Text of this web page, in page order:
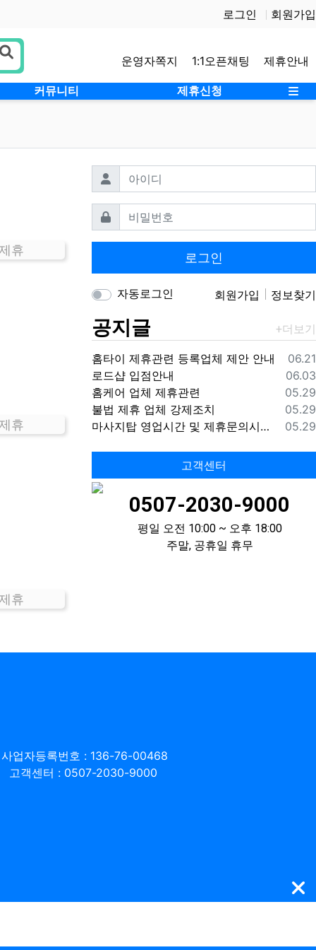
로그인 회원가입
운영자쪽지 1:1오픈채팅 제휴안내
커뮤니티 제휴신청 사
휴
휴
휴
아이디 필수
비밀번호필수
로그인
자동로그인 회원가입 정보찾기
공지글
등록
06.21
홈타이 제휴관련 등록업체 제안 안내
등록
06.03
로드샵 입점안내
등록
05.29
홈케어 업체 제휴관련
등록
05.29
불법 제휴 업체 강제조치
등록
05.29
마사지탑 영업시간 및 제휴문의시간 안내
고객센터
0507-2030-9000
평일 오전 10:00 ~ 오후 18:00
주말, 공휴일 휴무
사업자등록번호 : 136-76-00468
고객센터 : 0507-2030-9000